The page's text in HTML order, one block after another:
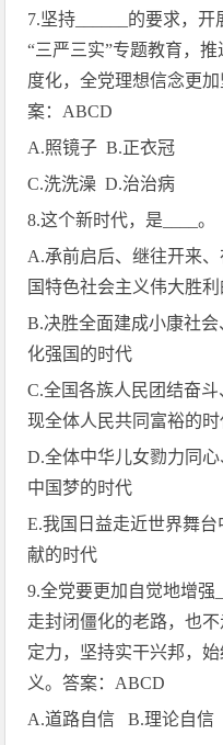
7.坚持
的要求，开
“三严三实”专题教育，
度化，全党理想信念更
案： ABCD
A.照镜子 B.正衣冠
C.洗洗澡 D.治治病
8.这个新时代，是 ____。
A.承前启后、继往开来
国特色社会主义伟大胜
B.决胜全面建成小康社
化强国的时代
C.全国各族人民团结奋
现全体人民共同富裕的时
D.全体中华儿女勠力同
中国梦的时代
E.我国日益走近世界舞
献的时代
9.全党要更加自觉地增强
走封闭僵化的老路，也
定力，坚持实干兴邦，
义。答案： ABCD
A.道路自信 B.理论自信